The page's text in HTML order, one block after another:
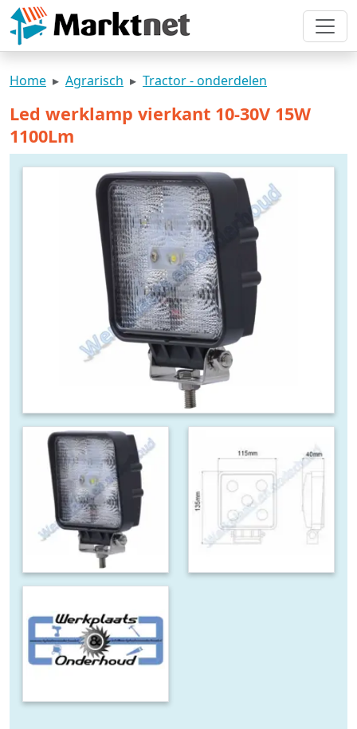
Home Agrarisch Tractor - onderdelen
Led werklamp vierkant 10-30V 15W
1100Lm